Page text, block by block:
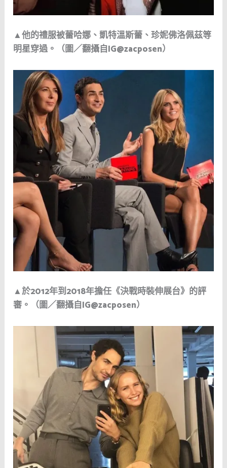
▲他的禮服被蕾哈娜、凱特溫斯蕾、珍妮佛洛佩茲等
明星穿過。（圖／翻攝自IG@zacposen）
▲於2012年到2018年擔任《決戰時裝伸展台》的評
審。（圖／翻攝自IG@zacposen）